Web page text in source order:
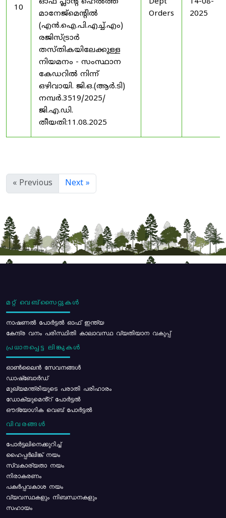
10
മാനേജ്‌മെന്റിൽ
(എൻ.ഐ.പി.എച്ച്.എം)
രജിസ്ട്രാർ
തസ്തികയിലേക്കുള്ള
നിയമനം - സംസ്ഥാന
കേഡറിൽ നിന്ന്
ഒഴിവായി. ജി.ഒ.(ആർ.ടി)
നമ്പർ.3519/2025/
ജി.എ.ഡി.
തീയതി:11.08.2025
Orders
2025
« Previous Next »
മറ്റ് വെബ്സൈറ്റുകൾ
നാഷണൽ പോർട്ടൽ ഓഫ് ഇന്ത്യ
കേന്ദ്ര വനം പരിസ്ഥിതി കാലാവസ്ഥ വ്യതിയാന വകുപ്പ്
പ്രധാനപ്പെട്ട ലിങ്കുകൾ
ഓൺലൈൻ സേവനങ്ങൾ
ഡാഷ്ബോർഡ്
മുഖ്യമന്ത്രിയുടെ പരാതി പരിഹാരം
ഡോക്യുമെൻ്റ് പോർട്ടൽ
ഔദ്യോഗിക വെബ് പോർട്ടൽ
വിവരങ്ങൾ
പോര്‍ട്ടലിനെക്കുറിച്ച്
ഹൈപ്പർലിങ്ക് നയം
സ്വകാര്യതാ നയം
നിരാകരണം
പകർപ്പവകാശ നയം
വ്യവസ്ഥകളും നിബന്ധനകളും
സഹായം